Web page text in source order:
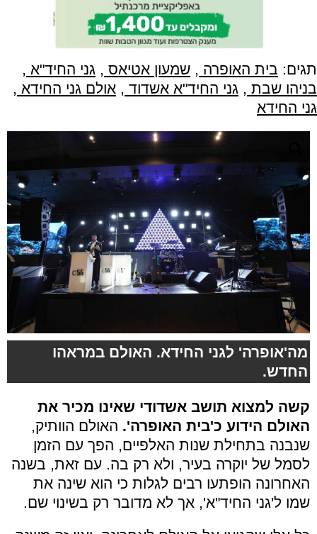
תגים: בית האופרה , שמעון אטיאס , גני החיד"א ,
בניהו שבת , גני החיד"א אשדוד , אולם גני החידא ,
גני החידא
מה'אופרה' לגני החידא. האולם במראהו
החדש.
קשה למצוא תושב אשדודי שאינו מכיר את
האולם הידוע כ'בית האופרה'. האולם הוותיק,
שנבנה בתחילת שנות האלפיים, הפך עם הזמן
לסמל של יוקרה בעיר, ולא רק בה. עם זאת, בשנה
האחרונה הופתעו רבים לגלות כי הוא שינה את
שמו ל'גני החיד"א', אך לא מדובר רק בשינוי שם.